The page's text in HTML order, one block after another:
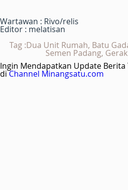
Wartawan : Rivo/relis
Editor : melatisan
Tag :Dua Unit Rumah, Batu
Semen Padang,
Ingin Mendapatkan Update Berita
diChannel Minangsatu.com